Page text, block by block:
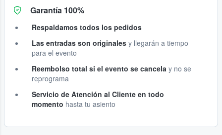
Garantía 100%
Respaldamos todos los pedidos
Las entradas son originales y llegarán a tiempo
para el evento
Reembolso total si el evento se cancela y no se
reprograma
Servicio de Atención al Cliente en todo
momento hasta tu asiento